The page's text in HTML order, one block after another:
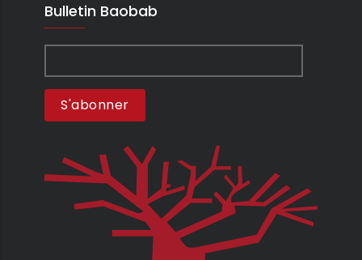
Bulletin Baobab